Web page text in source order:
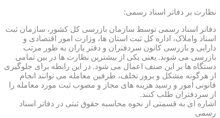
نظارت بر دفاتر اسناد رسمی:
دفاتر اسناد رسمی توسط سازمان بازرسی کل کشور، سازمان ثبت
اسناد واملاک، اداره کل ثبت استان ها، وزارت امور اقتصادی و
دارایی و بازرسی کانون سردفتران و دفتر یاران به طور مرتب
بازرسی می شوند. یعنی یکی از بیشترین نظارت ها در بین تمامی
دستگاه ها بر این صنف اعمال می شود. در این رابطه برای جلوگیری
از هرگونه مشکل و بروز تخلف، طرفین معامله می توانند انجام
قانونی امور و رسید هزینه های مجاز و مصوب ثبت مورد معامله را
از سردفتران طلب کنند.
اشاره ای به قسمتی از نحوه محاسبه حقوق ثبتی در دفاتر اسناد
رسمی